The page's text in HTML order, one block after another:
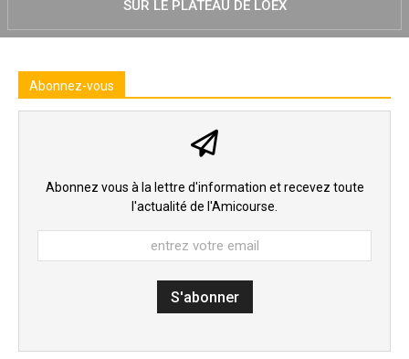
SUR LE PLATEAU DE LOEX
Abonnez-vous
Abonnez vous à la lettre d'information et recevez toute
l'actualité de l'Amicourse.